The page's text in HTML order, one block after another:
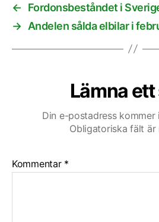
←
Fordonsbeståndet i
→ Andelen sålda elbilar i
Lämna
Din e-postadress kommer
Obligatoriska fält är
Kommentar *